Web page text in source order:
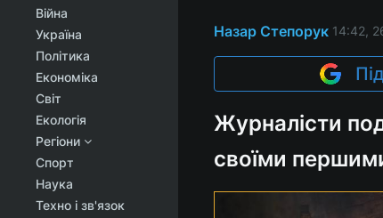
Війна
Україна
Політика
Економіка
Світ
Екологія
Регіони
Спорт
Наука
Техно і зв'язок
Назар Степорук 14:42,
Журналісти
своїми